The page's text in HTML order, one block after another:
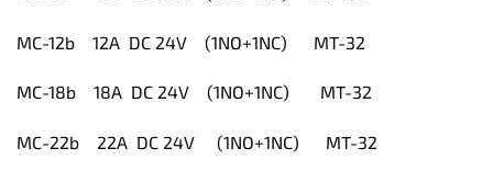
MC-12b 12A DC 24V (1NO+1NC) MT-32
MC-18b 18A DC 24V (1NO+1NC) MT-32
MC-22b 22A DC 24V (1NO+1NC) MT-32